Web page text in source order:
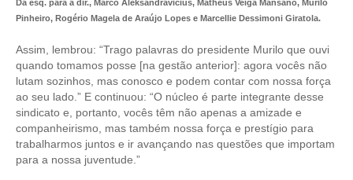
ASSOCIE-SE
ATUALIZAÇÃO CADASTRAL
NÚCLEO JOVEM
Da esq. para a dir., Marco Aleksandravicius, Matheus Veiga Mansano, Murilo
Pinheiro, Rogério Magela de Araújo Lopes e Marcellie Dessimoni Giratola.
Assim, lembrou: “Trago palavras do presidente Murilo que ouvi
quando tomamos posse [na gestão anterior]: agora vocês não
lutam sozinhos, mas conosco e podem contar com nossa força
ao seu lado.” E continuou: “O núcleo é parte integrante desse
sindicato e, portanto, vocês têm não apenas a amizade e
companheirismo, mas também nossa força e prestígio para
trabalharmos juntos e ir avançando nas questões que importam
para a nossa juventude.”